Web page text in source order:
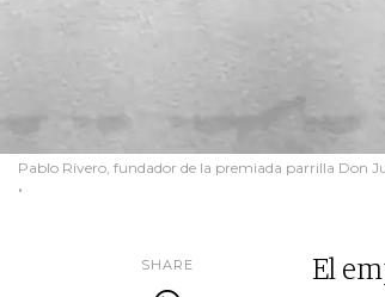
Pablo Rivero, fundador de la premiada parrilla Don
.
SHARE
El